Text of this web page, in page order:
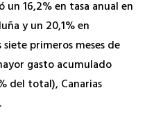
16,2% en tasa anual en
y un 20,1% en
primeros meses de
gasto acumulado
del total), Canarias